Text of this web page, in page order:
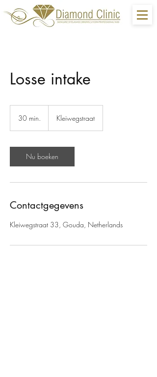
Losse intake
30 min.
i
n
.
Kleiwegstraat
Nu boeken
Contactgegevens
Kleiwegstraat 33, Gouda, Netherlands